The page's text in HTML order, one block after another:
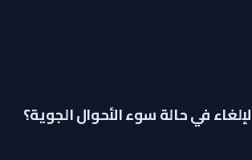
في حالة سوء الأحوال الجوية؟